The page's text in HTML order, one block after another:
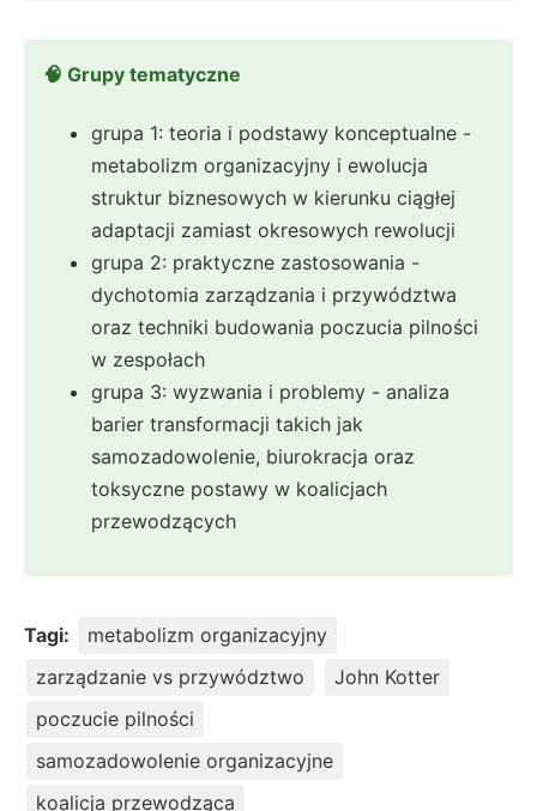
🧠 Grupy tematyczne
grupa 1: teoria i podstawy konceptualne -
metabolizm organizacyjny i ewolucja
struktur biznesowych w kierunku ciągłej
adaptacji zamiast okresowych rewolucji
grupa 2: praktyczne zastosowania -
dychotomia zarządzania i przywództwa
oraz techniki budowania poczucia pilności
w zespołach
grupa 3: wyzwania i problemy - analiza
barier transformacji takich jak
samozadowolenie, biurokracja oraz
toksyczne postawy w koalicjach
przewodzących
Tagi:
metabolizm organizacyjny
zarządzanie vs przywództwo
John Kotter
poczucie pilności
samozadowolenie organizacyjne
koalicja przewodząca